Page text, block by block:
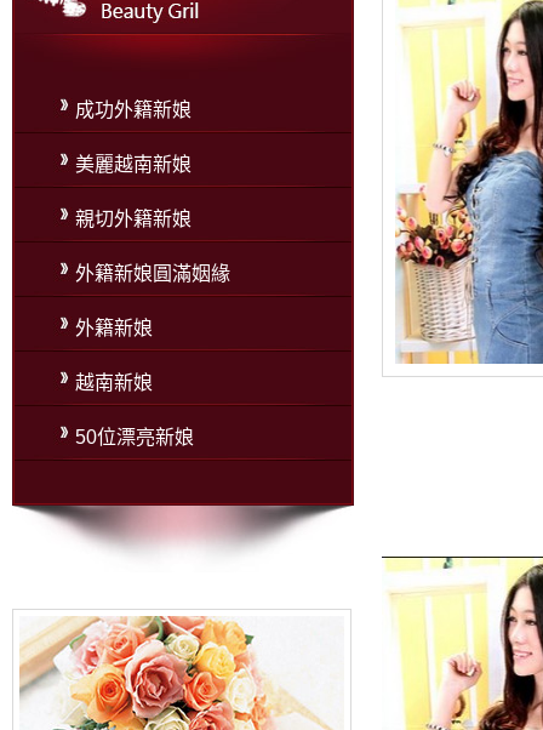
成功外籍新娘
美麗越南新娘
親切外籍新娘
外籍新娘圓滿姻緣
外籍新娘
越南新娘
50位漂亮新娘